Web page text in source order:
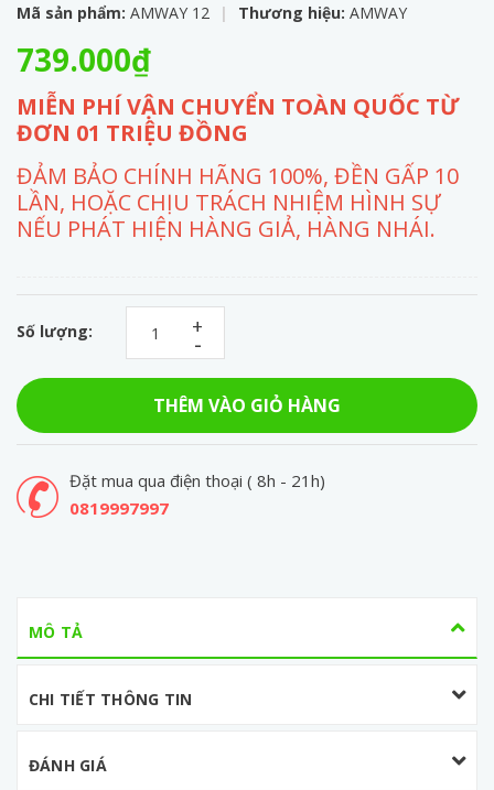
Mã sản phẩm: AMWAY 12 | Thương hiệu: AMWAY
739.000₫
MIỄN PHÍ VẬN CHUYỂN TOÀN QUỐC TỪ
ĐƠN 01 TRIỆU ĐỒNG
ĐẢM BẢO CHÍNH HÃNG 100%, ĐỀN GẤP 10
LẦN, HOẶC CHỊU TRÁCH NHIỆM HÌNH SỰ
NẾU PHÁT HIỆN HÀNG GIẢ, HÀNG NHÁI.
Số lượng: -
+
THÊM VÀO GIỎ HÀNG
Đặt mua qua điện thoại ( 8h - 21h)
0819997997
MÔ TẢ
CHI TIẾT THÔNG TIN
ĐÁNH GIÁ